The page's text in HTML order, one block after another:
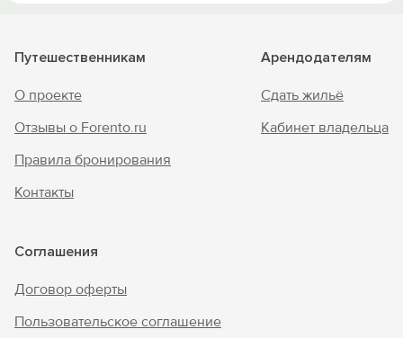
Путешественникам
О проекте
Отзывы о Forento.ru
Правила бронирования
Контакты
Арендодателям
Сдать жильё
Кабинет владельца
Соглашения
Договор оферты
Пользовательское соглашение